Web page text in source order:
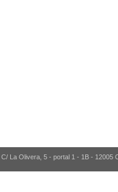
La Olivera, 5 - portal 1 - 1B - 12005